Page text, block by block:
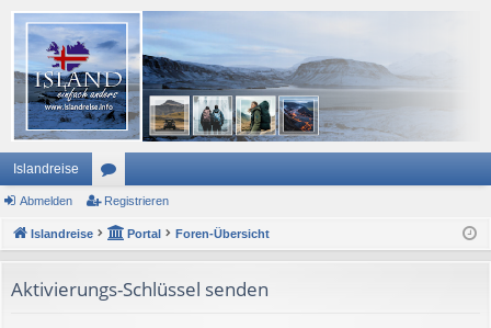
Islandreise
or
en
Abmelden Registrieren
Islandreise Portal Foren-Übersicht
Aktivierungs-Schlüssel senden